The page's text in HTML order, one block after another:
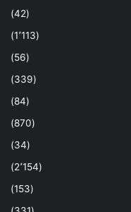
(42)
(1٬113)
(56)
(339)
(84)
(870)
(34)
(2٬154)
(153)